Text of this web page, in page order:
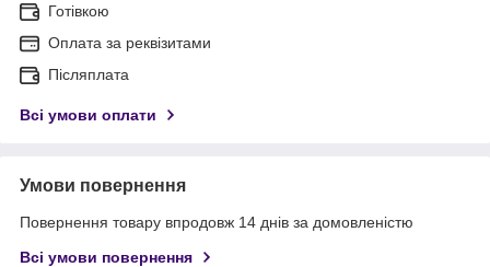
Готівкою
Оплата за реквізитами
Післяплата
Всі умови оплати
Умови повернення
Повернення товару впродовж 14 днів за домовленістю
Всі умови повернення